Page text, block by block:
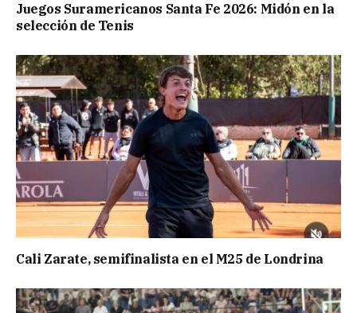
Juegos Suramericanos Santa Fe 2026: Midón en la
selección de Tenis
Cali Zarate, semifinalista en el M25 de Londrina